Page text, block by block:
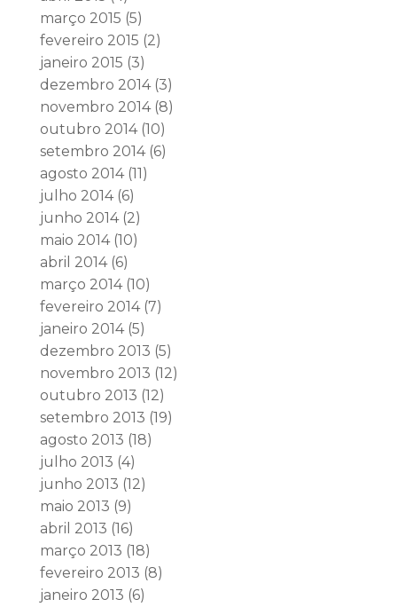
março 2015 (5)
fevereiro 2015 (2)
janeiro 2015 (3)
dezembro 2014(3)
novembro 2014(8)
outubro 2014(10)
setembro 2014(6)
agosto 2014(11)
julho 2014(6)
junho 2014(2)
maio 2014(10)
abril 2014(6)
março 2014(10)
fevereiro 2014(7)
janeiro 2014(5)
dezembro 2013 (5)
novembro 2013 (12)
outubro 2013 (12)
setembro 2013 (19)
agosto 2013 (18)
julho 2013 (4)
junho 2013 (12)
maio 2013 (9)
abril 2013 (16)
março 2013 (18)
fevereiro 2013 (8)
janeiro 2013 (6)